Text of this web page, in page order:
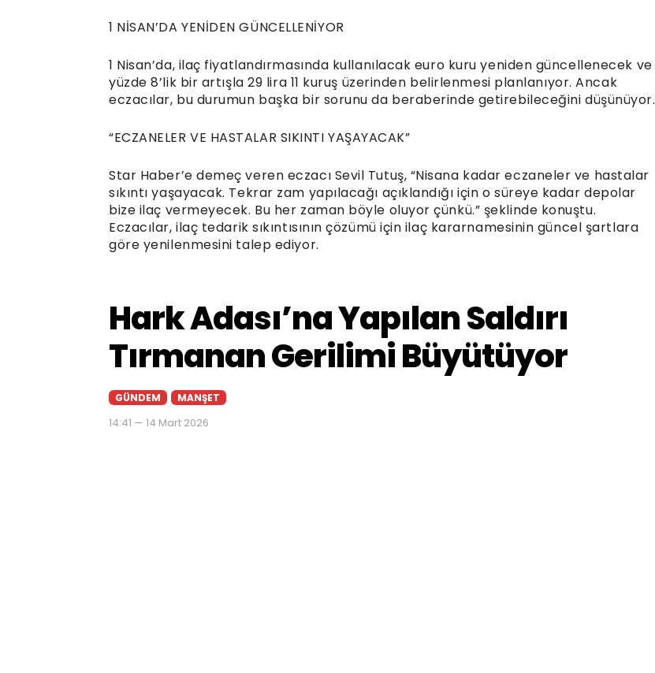
1 NİSAN’DA YENİDEN GÜNCELLENİYOR
1 Nisan’da, ilaç fiyatlandırmasında kullanılacak euro kuru yeniden güncellenecek ve
yüzde 8’lik bir artışla 29 lira 11 kuruş üzerinden belirlenmesi planlanıyor. Ancak
eczacılar, bu durumun başka bir sorunu da beraberinde getirebileceğini düşünüyor.
“ECZANELER VE HASTALAR SIKINTI YAŞAYACAK”
Star Haber’e demeç veren eczacı Sevil Tutuş, “Nisana kadar eczaneler ve hastalar
sıkıntı yaşayacak. Tekrar zam yapılacağı açıklandığı için o süreye kadar depolar
bize ilaç vermeyecek. Bu her zaman böyle oluyor çünkü.” şeklinde konuştu.
Eczacılar, ilaç tedarik sıkıntısının çözümü için ilaç kararnamesinin güncel şartlara
göre yenilenmesini talep ediyor.